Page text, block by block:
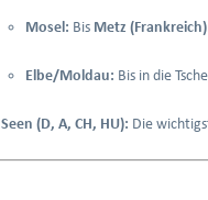
Mosel: Bis Metz (Frankreich)
Elbe/Moldau: Bis in die
Seen (D, A, CH, HU): Die